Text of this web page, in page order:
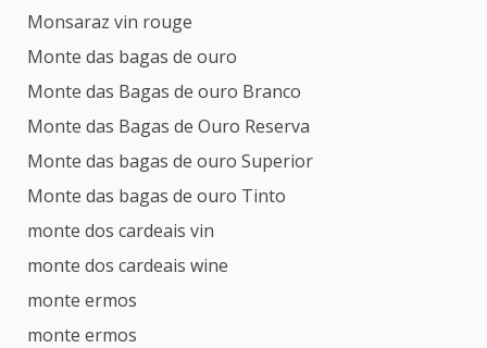
Monsaraz vin rouge
Monte das bagas de ouro
Monte das Bagas de ouro Branco
Monte das Bagas de Ouro Reserva
Monte das bagas de ouro Superior
Monte das bagas de ouro Tinto
monte dos cardeais vin
monte dos cardeais wine
monte ermos
monte ermos